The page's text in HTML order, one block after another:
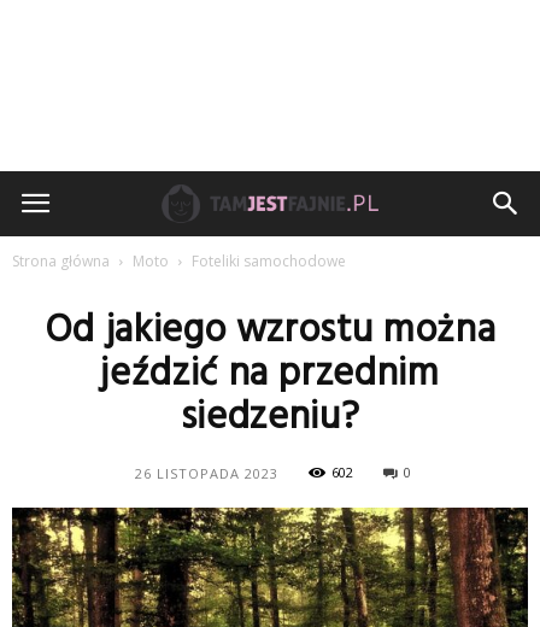
TamJestFajnie.pl
Strona główna Moto Foteliki samochodowe
Od jakiego wzrostu można
jeździć na przednim
siedzeniu?
26 LISTOPADA 2023 602 0